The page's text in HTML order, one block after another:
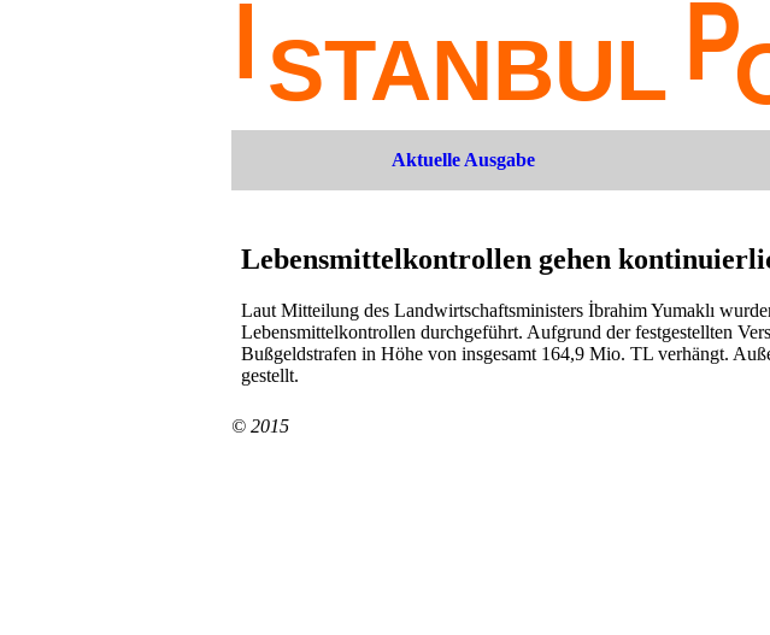
Aktuelle Ausgabe
Lebensmittelkontrollen gehen
Laut Mitteilung des Landwirtschaftsministers İbrahim Yumaklı
Lebensmittelkontrollen durchgeführt. Aufgrund der festgestellten
Bußgeldstrafen in Höhe von insgesamt 164,9 Mio. TL verhängt.
gestellt.
© 2015